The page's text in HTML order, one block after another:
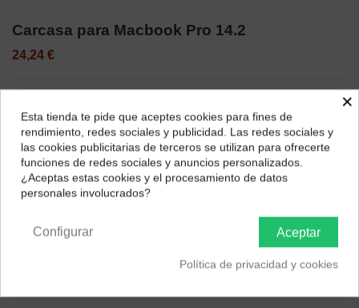
Carcasa para Macbook Pro 14.2
24,24 €
Color
Azul
Rosa VerdeNegroAZUL MARINO
Transparente
Gris claroBlanco Opaco
¿Dónde deseas recibir tu pedido?
Selecciona tu ubicación para mostrarte los precios e
impuestos correctos para tu región.
×
Esta tienda te pide que aceptes cookies para fines de
rendimiento, redes sociales y publicidad. Las redes sociales y
las cookies publicitarias de terceros se utilizan para ofrecerte
funciones de redes sociales y anuncios personalizados.
¿Aceptas estas cookies y el procesamiento de datos
personales involucrados?
Aceptar
Configurar
Política de privacidad y cookies